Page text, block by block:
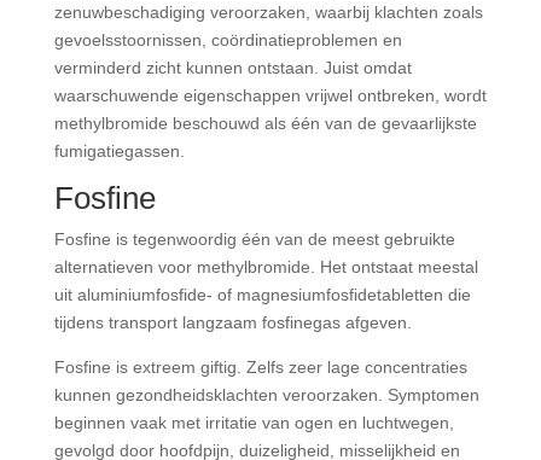
zenuwbeschadiging veroorzaken, waarbij klachten zoals
gevoelsstoornissen, coördinatieproblemen en
verminderd zicht kunnen ontstaan. Juist omdat
waarschuwende eigenschappen vrijwel ontbreken, wordt
methylbromide beschouwd als één van de gevaarlijkste
fumigatiegassen.
Fosfine
Fosfine is tegenwoordig één van de meest gebruikte
alternatieven voor methylbromide. Het ontstaat meestal
uit aluminiumfosfide- of magnesiumfosfidetabletten die
tijdens transport langzaam fosfinegas afgeven.
Fosfine is extreem giftig. Zelfs zeer lage concentraties
kunnen gezondheidsklachten veroorzaken. Symptomen
beginnen vaak met irritatie van ogen en luchtwegen,
gevolgd door hoofdpijn, duizeligheid, misselijkheid en